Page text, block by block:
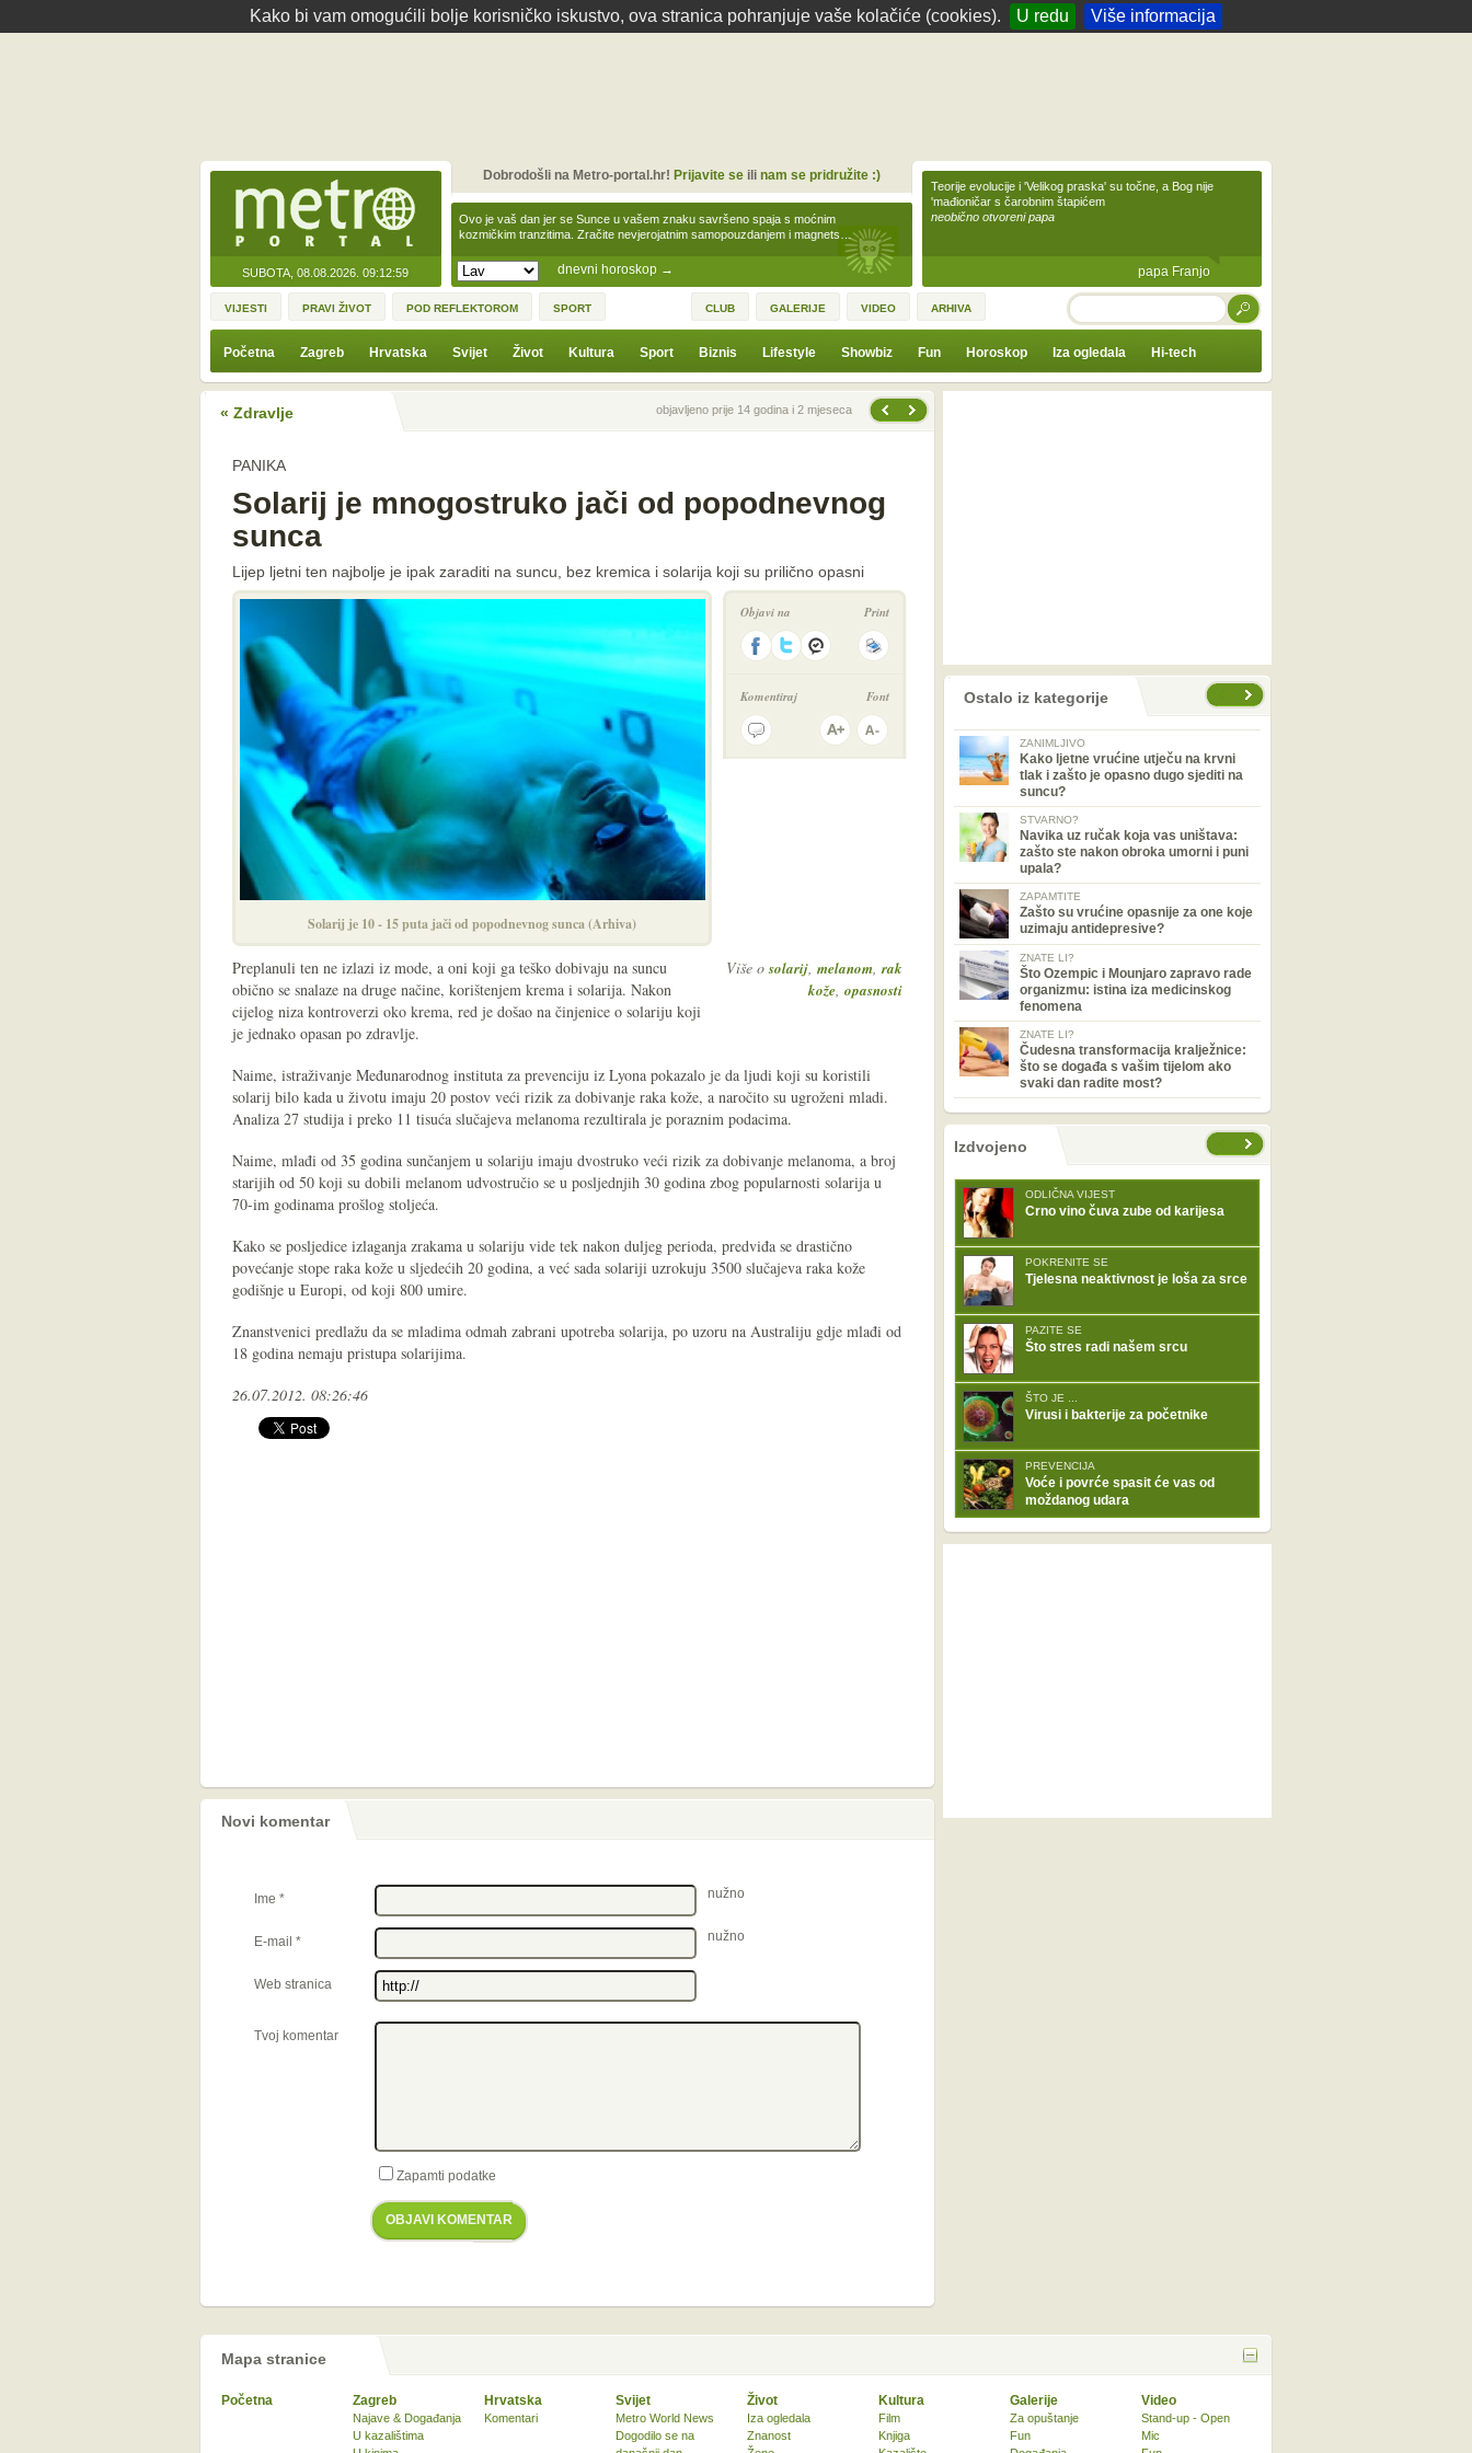
Kako bi vam omogućili bolje korisničko iskustvo, ova stranica pohranjuje vaše kolačiće (cookies). U redu Više informacija
SUBOTA, 08.08.2026. 09:12:59 dnevni horoskop →
Ovo je vaš dan jer se Sunce u vašem znaku savršeno spaja s moćnim
kozmičkim tranzitima. Zračite nevjerojatnim samopouzdanjem i magnets…
Dobrodošli na Metro-portal.hr! Prijavite seili nam se pridružite :)
Teorije evolucije i 'Velikog praska' su točne, a Bog nije
'mađioničar s čarobnim štapićem
neobično otvoreni papa
papa Franjo
VIJESTI PRAVI ŽIVOT POD REFLEKTOROM SPORT CLUB GALERIJE VIDEO ARHIVA TRAŽI
Početna Zagreb Hrvatska Svijet Život Kultura Sport Biznis Lifestyle Showbiz Fun Horoskop Iza ogledala Hi-tech
« Zdravlje Prethodna vijestobjavljeno prije 14 godina i 2 mjeseca
PANIKA
Solarij je mnogostruko jači od popodnevnog
sunca
Lijep ljetni ten najbolje je ipak zaraditi na suncu, bez kremica i solarija koji su prilično opasni
Solarij je 10 - 15 puta jači od popodnevnog sunca (Arhiva)
Objavi na Print
Komentiraj Font
Više osolarij, melanom,rak
kože, opasnosti
Preplanuli ten ne izlazi iz mode, a oni koji ga teško dobivaju na suncu
obično se snalaze na druge načine, korištenjem krema i solarija. Nakon
cijelog niza kontroverzi oko krema, red je došao na činjenice o solariju koji
je jednako opasan po zdravlje.
Naime, istraživanje Međunarodnog instituta za prevenciju iz Lyona pokazalo je da ljudi koji su koristili
solarij bilo kada u životu imaju 20 postov veći rizik za dobivanje raka kože, a naročito su ugroženi mladi.
Analiza 27 studija i preko 11 tisuća slučajeva melanoma rezultirala je poraznim podacima.
Naime, mlađi od 35 godina sunčanjem u solariju imaju dvostruko veći rizik za dobivanje melanoma, a broj
starijih od 50 koji su dobili melanom udvostručio se u posljednjih 30 godina zbog popularnosti solarija u
70-im godinama prošlog stoljeća.
Kako se posljedice izlaganja zrakama u solariju vide tek nakon duljeg perioda, predviđa se drastično
povećanje stope raka kože u sljedećih 20 godina, a već sada solariji uzrokuju 3500 slučajeva raka kože
godišnje u Europi, od koji 800 umire.
Znanstvenici predlažu da se mladima odmah zabrani upotreba solarija, po uzoru na Australiju gdje mlađi od
18 godina nemaju pristupa solarijima.
26.07.2012. 08:26:46
Novi komentar
Ime * nužno
E-mail * nužno
Web stranica
Tvoj komentar
Zapamti podatke
OBJAVI KOMENTAR
prethodno Ostalo iz kategorije
ZANIMLJIVO
Kako ljetne vrućine utječu na krvni
tlak i zašto je opasno dugo sjediti na
suncu?
STVARNO?
Navika uz ručak koja vas uništava:
zašto ste nakon obroka umorni i puni
upala?
ZAPAMTITE
Zašto su vrućine opasnije za one koje
uzimaju antidepresive?
ZNATE LI?
Što Ozempic i Mounjaro zapravo rade
organizmu: istina iza medicinskog
fenomena
ZNATE LI?
Čudesna transformacija kralježnice:
što se događa s vašim tijelom ako
svaki dan radite most?
nema prethodne stranice
sljedećeIzdvojeno
ODLIČNA VIJEST
Crno vino čuva zube od karijesa
POKRENITE SE
Tjelesna neaktivnost je loša za srce
PAZITE SE
Što stres radi našem srcu
ŠTO JE ...
Virusi i bakterije za početnike
PREVENCIJA
Voće i povrće spasit će vas od
moždanog udara
Mapa stranice
Početna Zagreb
Najave & Događanja
U kazalištima
Hrvatska
Komentari
Svijet
Metro World News
Dogodilo se na
Život
Iza ogledala
Znanost
Kultura
Film
Knjiga
Galerije
Za opuštanje
Fun
Video
Stand-up - Open
Mic